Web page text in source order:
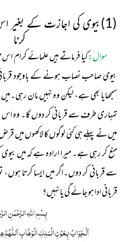
(1)بیوی کی اجازت کے بغیر
کرنا
سوال:کیا فرماتے ہیں علمائے کرام
بیوی صاحب نصاب ہونے کے باوجود
سمجھایا بھی ہے، لیکن وہ نہیں مان
تمہاری طرف سے قربانی کر دوں گا۔ وہ اس
میں نے پہلے ہی کئی لوگوں کا لاکھوں میں
منع کر رہی ہے۔ میرا ارادہ ہے کہ میں
سے قربانی کر دوں۔اگر میں ایسا کرتا
قربانی ادا ہو جائے گی یا نہیں؟
بِسْمِ اللّٰہِ الرَّحْمٰنِ
اَلْجَوَابُ بِعَوْنِ الْمَلِکِ الْوَھَّابِ